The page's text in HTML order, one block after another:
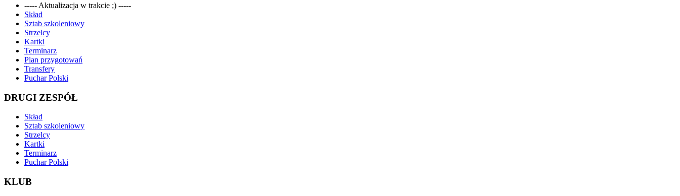
----- Aktualizacja w trakcie ;) -----
Skład
Sztab szkoleniowy
Strzelcy
Kartki
Terminarz
Plan przygotowań
Transfery
Puchar Polski
DRUGI ZESPÓŁ
Skład
Sztab szkoleniowy
Strzelcy
Kartki
Terminarz
Puchar Polski
KLUB